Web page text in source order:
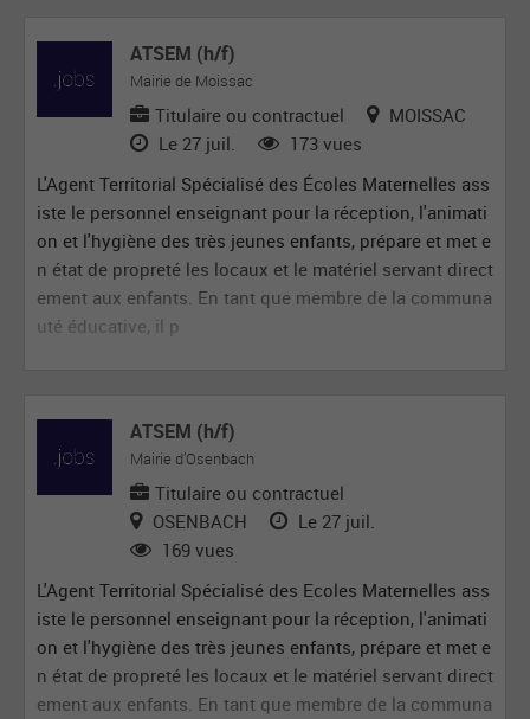
ATSEM (h/f)
Mairie de Moissac
Titulaire ou contractuel
MOISSAC
Le 27 juil.
173 vues
L'Agent Territorial Spécialisé des Écoles Maternelles ass
iste le personnel enseignant pour la réception, l'animati
on et l'hygiène des très jeunes enfants, prépare et met e
n état de propreté les locaux et le matériel servant direct
ement aux enfants. En tant que membre de la communa
uté éducative, il p
ATSEM (h/f)
Mairie d’Osenbach
Titulaire ou contractuel
OSENBACH
Le 27 juil.
169 vues
L'Agent Territorial Spécialisé des Ecoles Maternelles ass
iste le personnel enseignant pour la réception, l'animati
on et l'hygiène des très jeunes enfants, prépare et met e
n état de propreté les locaux et le matériel servant direct
ement aux enfants. En tant que membre de la communa